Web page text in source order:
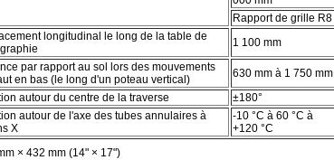
Rapport de grille R8
longitudinal le long de la table de
1 100 mm
par rapport au sol lors des mouvements
en bas (le long d'un poteau vertical)
630 mm à 1 750 mm
autour du centre de la traverse
±180°
autour de l'axe des tubes annulaires à
X
-10 °C à 60 °C à
+120 °C
× 432 mm (14" × 17")